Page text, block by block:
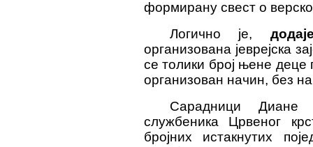
формирану свест о
Логично је,
организована јеврејска
се толики број њене
организован начин, без
Сарадници
службеника Црвеног
бројних истакнутих